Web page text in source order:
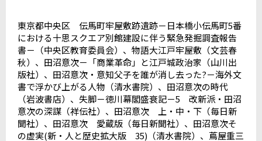
東京都中央区 伝馬町牢屋敷跡遺跡－日本橋小伝馬町5番
における十思スクエア別館建設に伴う緊急発掘調査報告
書－（中央区教育委員会）、物語大江戸牢屋敷（文芸春
秋）、田沼意次－「商業革命」と江戸城政治家（山川出
版社）、田沼意次・意知父子を誰が消し去った?－海外文
書で浮かび上がる人物（清水書院）、田沼意次の時代
（岩波書店）、失脚－徳川幕閣盛衰記－5 改新派・田沼
意次の深謀（祥伝社）、田沼意次 上・中・下（毎日新
聞社）、田沼意次 愛蔵版（毎日新聞社）、田沼意次そ
の虚実(新・人と歴史拡大版 35) （清水書院）、蔦屋重三